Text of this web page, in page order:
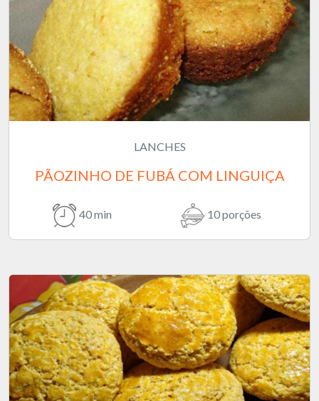
LANCHES
PÃOZINHO DE FUBÁ COM LINGUIÇA
40 min 10 porções